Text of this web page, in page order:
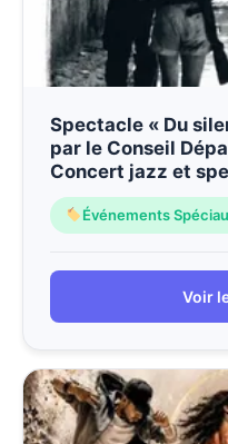
Spectacle « Du
par le Conseil
Concert jazz et
Événements
Voir